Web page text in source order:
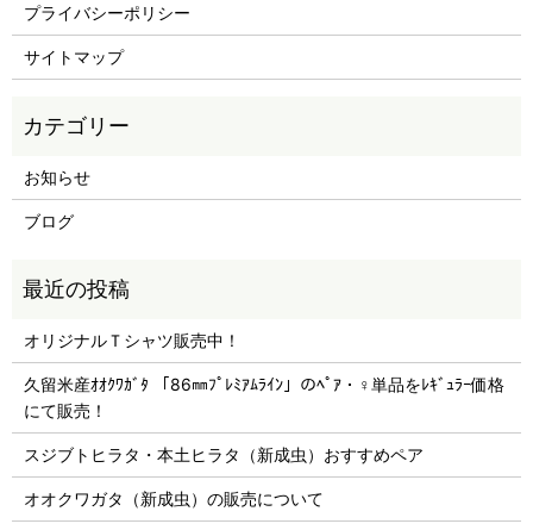
プライバシーポリシー
サイトマップ
お知らせ
ブログ
オリジナルＴシャツ販売中！
久留米産ｵｵｸﾜｶﾞﾀ 「86㎜ﾌﾟﾚﾐｱﾑﾗｲﾝ」のﾍﾟｱ・♀単品をﾚｷﾞｭﾗｰ価格
にて販売！
スジブトヒラタ・本土ヒラタ（新成虫）おすすめペア
オオクワガタ（新成虫）の販売について